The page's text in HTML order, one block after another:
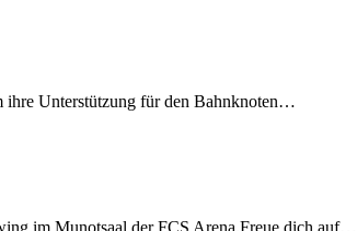
ihre Unterstützung für den Bahnknoten…
im Munotsaal der FCS Arena.Freue dich auf…